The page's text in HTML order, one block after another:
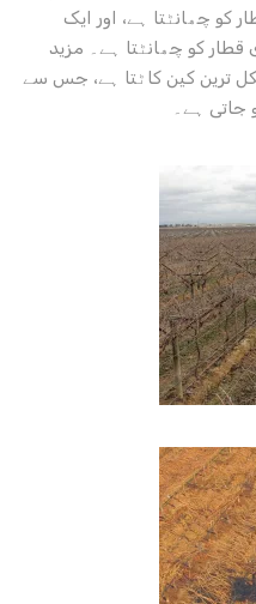
کو چھانٹتا ہے، اور ایک
کو چھانٹتا ہے۔ مزید
ترین کین کاٹتا ہے، جس سے
ہے۔